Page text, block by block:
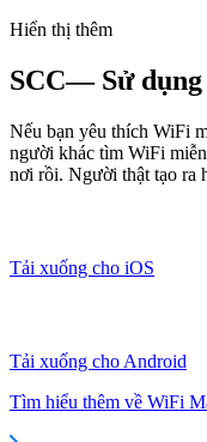
Hiển thị thêm
SCC— Sử dụng
Nếu bạn yêu thích WiFi
người khác tìm WiFi
nơi rồi. Người thật tạo ra
Tải xuống cho iOS
Tải xuống cho Android
Tìm hiểu thêm về WiFi